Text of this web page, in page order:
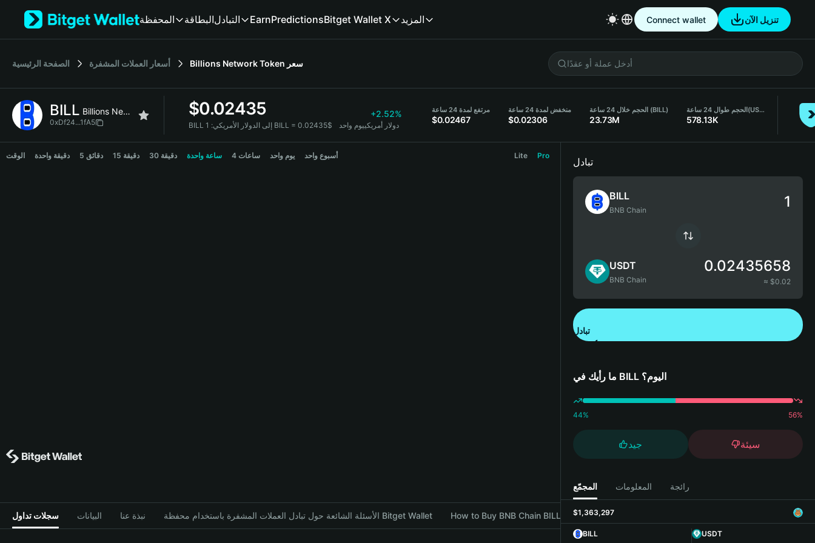
Tiếng Việt
Español (Latinoamérica)
Français
Deutsch
繁體中文
المحفظة البطاقةالتبادل EarnPredictionsBitget Wallet X المزيد Connect wallet تنزيل الآن
الصفحة الرئيسية أسعار العملات المشفرة Billions Network Token سعر
BILL Billions Network Token
0xDf24...1fA5
$0.02435 +2.52%
BILL إلى الدولار الأمريكي: 1 BILL = 0.02435$ دولار أمريكييوم واحد
مرتفع لمدة 24 ساعة
$0.02467
منخفض لمدة 24 ساعة
$0.02306
الحجم خلال 24 ساعة (BILL)
23.73M
الحجم طوال 24 ساعة(USDT)
578.13K
BILL Price Chart
الوقت دقيقة واحدة 5 دقائق 15 دقيقة 30 دقيقة ساعة واحدة 4 ساعات يوم واحد أسبوع واحد Lite Pro
سجلات تداول البيانات نبذة عنا الأسئلة الشائعة حول تبادل العملات المشفرة باستخدام محفظة Bitget Wallet How to Buy BNB Chain BILL with Bitget Wallet
تبادل
BILL
BNB Chain
USDT
BNB Chain
0.02435658
≈ $0.02
تبادل
ما رأيك في BILL اليوم؟
44% 56%
جيد سيئة
المجمّع المعلومات رائجة
$1,363,297
BILL
USDT